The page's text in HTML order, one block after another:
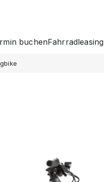
buchenFahrradleasing